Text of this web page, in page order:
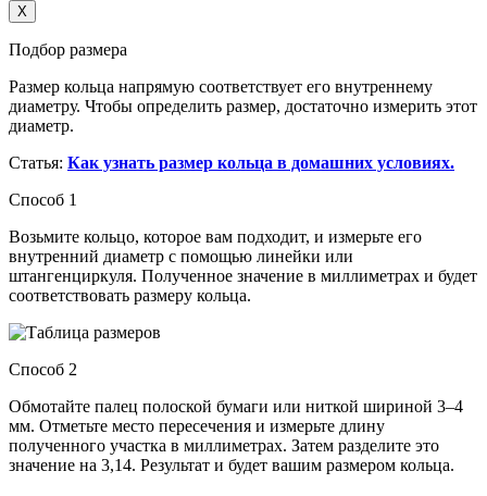
X
Подбор размера
Размер кольца напрямую соответствует его внутреннему
диаметру. Чтобы определить размер, достаточно измерить этот
диаметр.
Статья: Как узнать размер кольца в домашних условиях.
Способ 1
Возьмите кольцо, которое вам подходит, и измерьте его
внутренний диаметр с помощью линейки или
штангенциркуля. Полученное значение в миллиметрах и будет
соответствовать размеру кольца.
Способ 2
Обмотайте палец полоской бумаги или ниткой шириной 3–4
мм. Отметьте место пересечения и измерьте длину
полученного участка в миллиметрах. Затем разделите это
значение на 3,14. Результат и будет вашим размером кольца.